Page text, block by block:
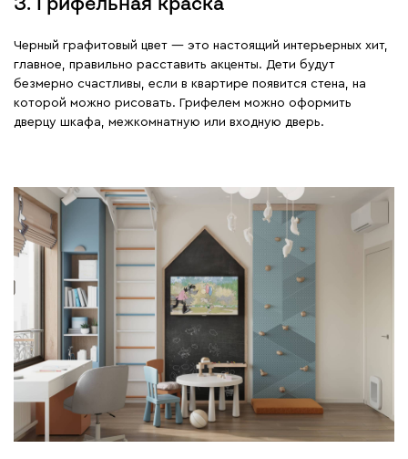
Черный графитовый цвет — это настоящий интерьерных хит,
главное, правильно расставить акценты. Дети будут
безмерно счастливы, если в квартире появится стена, на
которой можно рисовать. Грифелем можно оформить
дверцу шкафа, межкомнатную или входную дверь.